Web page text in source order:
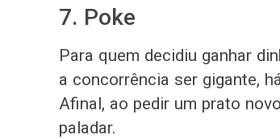
7. Poke
Para quem decidiu ganhar
a concorrência ser gigante,
Afinal, ao pedir um prato
paladar.